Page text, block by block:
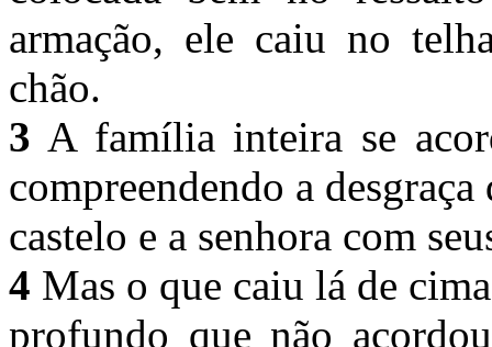
armação, ele caiu no
chão.
3 A família inteira se
compreendendo a
castelo e a senhora com
4 Mas o que caiu lá de
profundo que não